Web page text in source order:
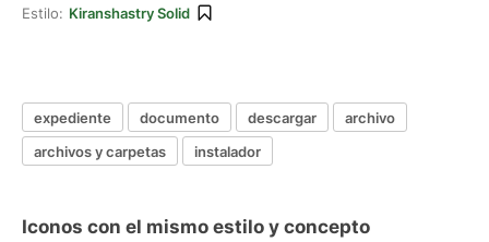
Estilo: Kiranshastry Solid
expediente documento descargar
archivo
archivos y carpetas
instalador
Iconos con el mismo estilo y concepto